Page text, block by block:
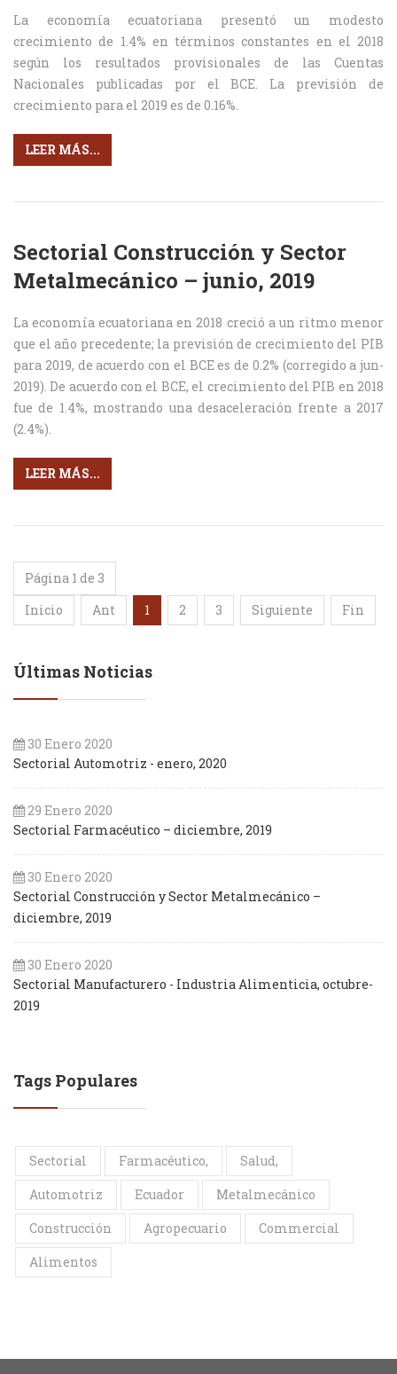
La economía ecuatoriana presentó un modesto
crecimiento de 1.4% en términos constantes en el 2018
según los resultados provisionales de las Cuentas
Nacionales publicadas por el BCE. La previsión de
crecimiento para el 2019 es de 0.16%.
LEER MÁS...
Sectorial Construcción y Sector
Metalmecánico – junio, 2019
La economía ecuatoriana en 2018 creció a un ritmo menor
que el año precedente; la previsión de crecimiento del PIB
para 2019, de acuerdo con el BCE es de 0.2% (corregido a jun-
2019). De acuerdo con el BCE, el crecimiento del PIB en 2018
fue de 1.4%, mostrando una desaceleración frente a 2017
(2.4%).
LEER MÁS...
Página 1 de 3
Inicio
Ant 1 2 3 Siguiente Fin
Últimas Noticias
30 Enero 2020
Sectorial Automotriz - enero, 2020
29 Enero 2020
Sectorial Farmacéutico – diciembre, 2019
30 Enero 2020
Sectorial Construcción y Sector Metalmecánico –
diciembre, 2019
30 Enero 2020
Sectorial Manufacturero - Industria Alimenticia, octubre-
2019
Tags Populares
Sectorial Farmacéutico,
Salud,
Automotriz
Ecuador
Metalmecánico
Construcción
Agropecuario
Commercial
Alimentos